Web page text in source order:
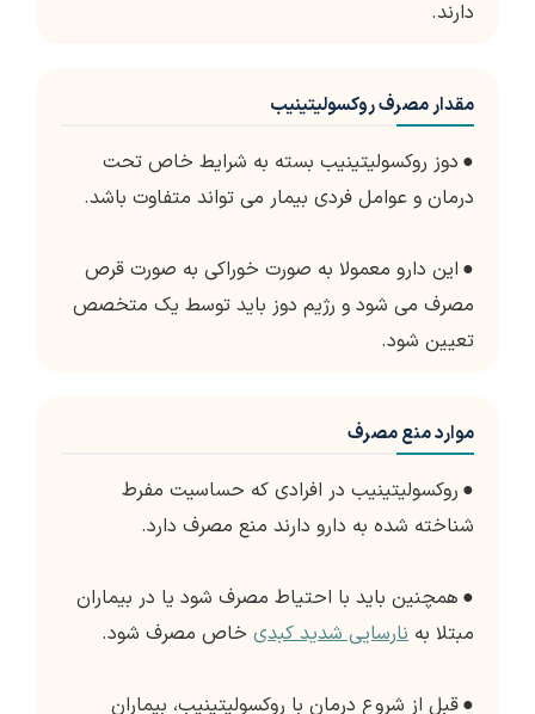
دارند.
مقدار مصرف روکسولیتینیب
● دوز روکسولیتینیب بسته به شرایط خاص تحت
درمان و عوامل فردی بیمار می تواند متفاوت باشد.
● این دارو معمولا به صورت خوراکی به صورت قرص
مصرف می شود و رژیم دوز باید توسط یک متخصص
تعیین شود.
موارد منع مصرف
● روکسولیتینیب در افرادی که حساسیت مفرط
شناخته شده به دارو دارند منع مصرف دارد.
● همچنین باید با احتیاط مصرف شود یا در بیماران
مبتلا به نارسایی شدید کبدی خاص مصرف شود.
●قبل از شروع درمان با روکسولیتینیب، بیماران